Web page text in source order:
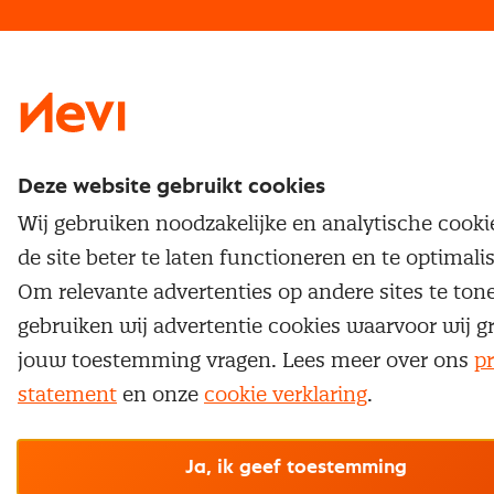
Traineeship
Nevi 2
Deze website gebruikt cookies
Wij gebruiken noodzakelijke en analytische
de site beter te laten functioneren en te
Om relevante advertenties op andere sites te
gebruiken wij advertentie cookies waarvoor wij
jouw toestemming vragen. Lees meer over ons
statement en onze cookie verklaring.
Ja, ik geef toestemming